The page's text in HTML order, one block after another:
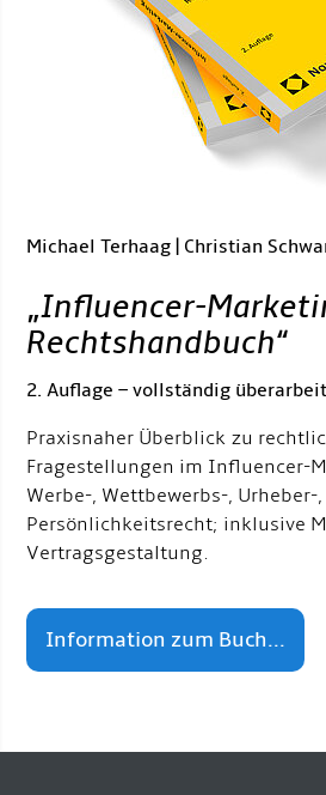
Michael Terhaag | Christian
„Influencer-
Rechtshandbuch“
2. Auflage – vollständig
Praxisnaher Überblick zu
Fragestellungen im Influencer-
Werbe-, Wettbewerbs-, Urheber-
Persönlichkeitsrecht; inklusive
Vertragsgestaltung.
Information zum Buch...